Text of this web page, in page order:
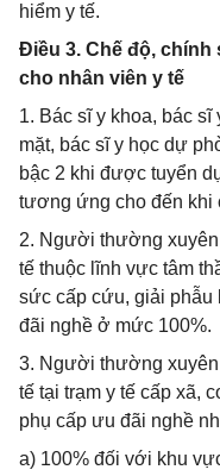
hiểm y tế.
Điều 3. Chế độ,
cho nhân viên y tế
1. Bác sĩ y khoa, bác sĩ
mặt, bác sĩ y học dự
bậc 2 khi được tuyển
tương ứng cho đến khi
2. Người thường
tế thuộc lĩnh vực tâm
sức cấp cứu, giải
đãi nghề ở mức 100%.
3. Người thường
tế tại trạm y tế cấp xã,
phụ cấp ưu đãi nghề
a) 100% đối với khu